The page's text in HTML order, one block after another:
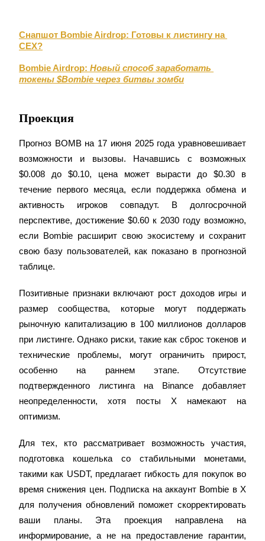
Bitrue Партнеры
Партнеры Bitrue
До 65% комиссии!
Пригласите друга, чтобы получить денежные
вознаграждения
Снапшот Bombie Airdrop: Готовы к листингу на
CEX?
Bombie Airdrop: Новый способ заработать
токены $Bombie через битвы зомби
Проекция
Прогноз BOMB на 17 июня 2025 года уравновешивает
возможности и вызовы. Начавшись с возможных
$0.008 до $0.10, цена может вырасти до $0.30 в
течение первого месяца, если поддержка обмена и
активность игроков совпадут. В долгосрочной
перспективе, достижение $0.60 к 2030 году возможно,
если Bombie расширит свою экосистему и сохранит
свою базу пользователей, как показано в прогнозной
таблице.
Позитивные признаки включают рост доходов игры и
размер сообщества, которые могут поддержать
рыночную капитализацию в 100 миллионов долларов
при листинге. Однако риски, такие как сброс токенов и
технические проблемы, могут ограничить прирост,
особенно на раннем этапе. Отсутствие
подтвержденного листинга на Binance добавляет
неопределенности, хотя посты X намекают на
оптимизм.
Для тех, кто рассматривает возможность участия,
подготовка кошелька со стабильными монетами,
такими как USDT, предлагает гибкость для покупок во
время снижения цен. Подписка на аккаунт Bombie в X
для получения обновлений поможет скорректировать
ваши планы. Эта проекция направлена на
информирование, а не на предоставление гарантии,